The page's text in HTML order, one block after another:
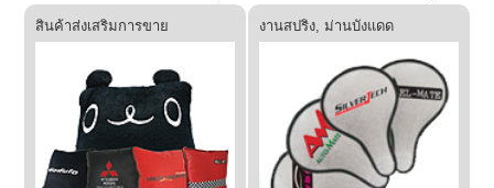
สินค้าส่งเสริมการขาย งานสปริง, ม่านบังแดด